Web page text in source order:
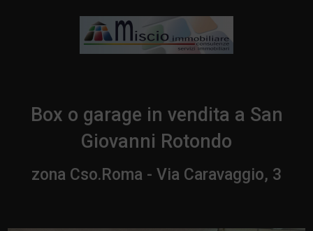
Box o garage in vendita a San
Giovanni Rotondo
zona Cso.Roma - Via Caravaggio, 3